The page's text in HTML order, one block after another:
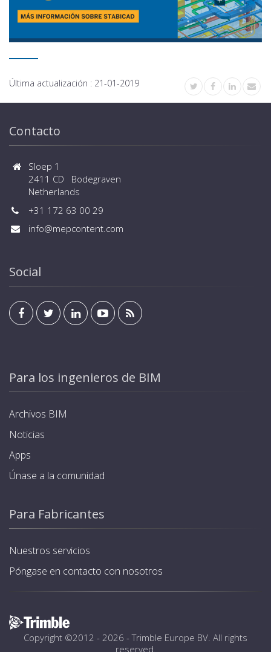
Última actualización : 21-01-2019
Contacto
Sloep 1
2411 CD Bodegraven
Netherlands
+31 172 63 00 29
info@mepcontent.com
Social
Para los ingenieros de BIM
Archivos BIM
Noticias
Apps
Únase a la comunidad
Para Fabricantes
Nuestros servicios
Póngase en contacto con nosotros
Copyright ©2012 - 2026 -Trimble Europe BV. All rights
reserved.